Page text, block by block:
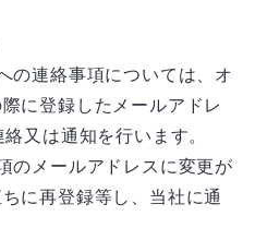
の連絡事項については、オ
に登録したメールアドレ
又は通知を行います。
のメールアドレスに変更が
に再登録等し、当社に通